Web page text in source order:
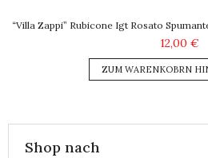
“Villa Zappi” Rubicone Igt Rosato
12,00 €
ZUM WARENKOBRN
Shop nach